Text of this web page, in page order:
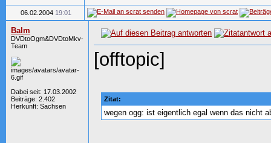
06.02.2004 19:01
Balm
DVDtoOgm&DVDtoMkv-
Team
Dabei seit: 17.03.2002
Beiträge: 2.402
Herkunft: Sachsen
[offtopic]
Zitat:
wegen ogg: ist eigentlich egal wenn das nicht